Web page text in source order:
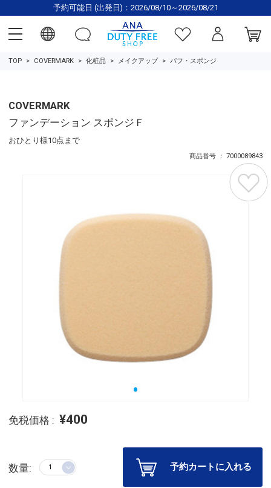
予約可能日 (出発日)：2026/08/10～2026/08/21
TOP COVERMARK 化粧品 メイクアップ パフ・スポンジ
COVERMARK
ファンデーション スポンジＦ
おひとり様10点まで
商品番号 ： 7000089843
免税価格 : ¥400
数量: 予約カートに入れる